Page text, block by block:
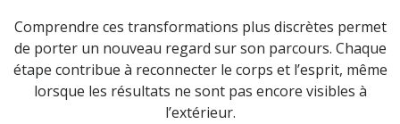
Comprendre ces transformations plus discrètes permet
de porter un nouveau regard sur son parcours. Chaque
étape contribue à reconnecter le corps et l’esprit, même
lorsque les résultats ne sont pas encore visibles à
l’extérieur.